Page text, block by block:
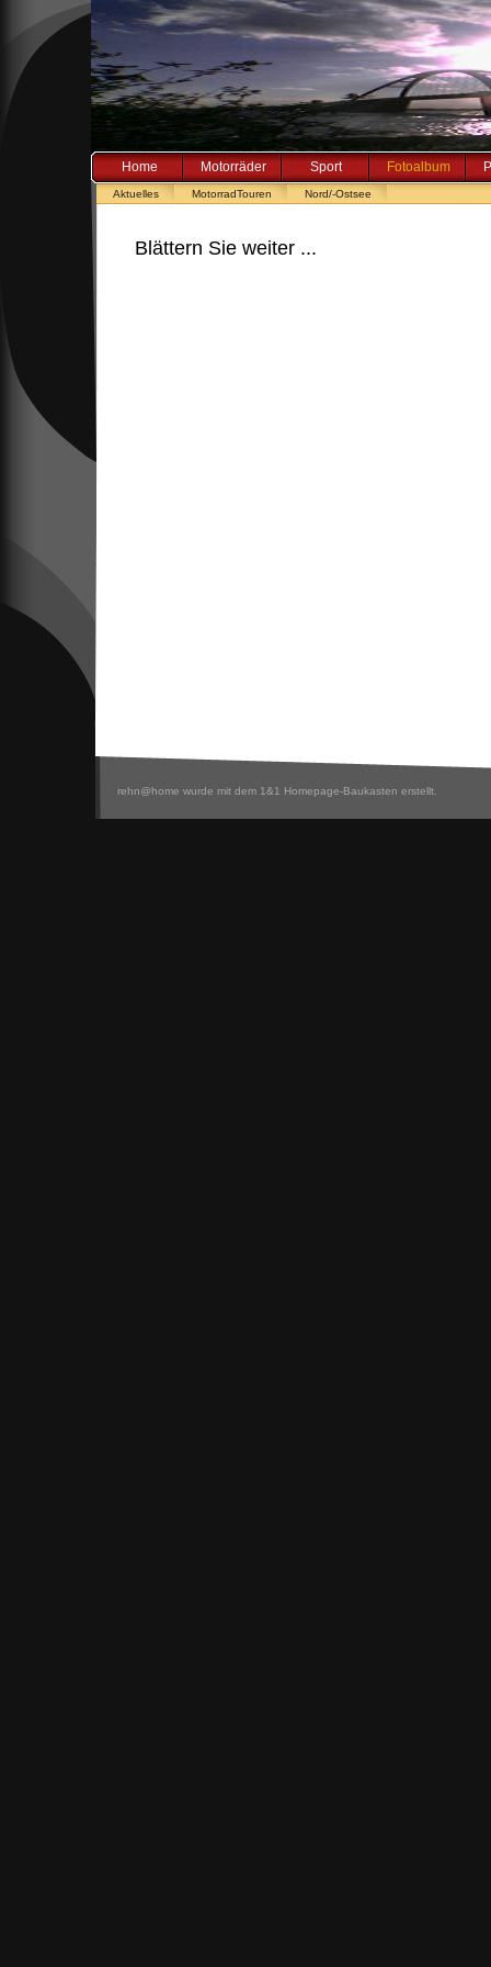
Home Motorräder Sport Fotoalbum
Aktuelles MotorradTouren Nord/-Ostsee
Blättern Sie weiter ...
rehn@home wurde mit dem 1&1 Homepage-Baukasten erstellt.